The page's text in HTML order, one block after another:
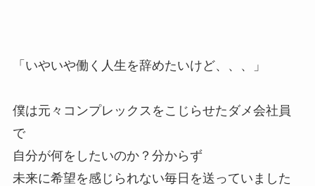
「いやいや働く人生を辞めたいけど、、、」
僕は元々コンプレックスをこじらせたダメ会社員
で
自分が何をしたいのか？分からず
未来に希望を感じられない毎日を送っていました